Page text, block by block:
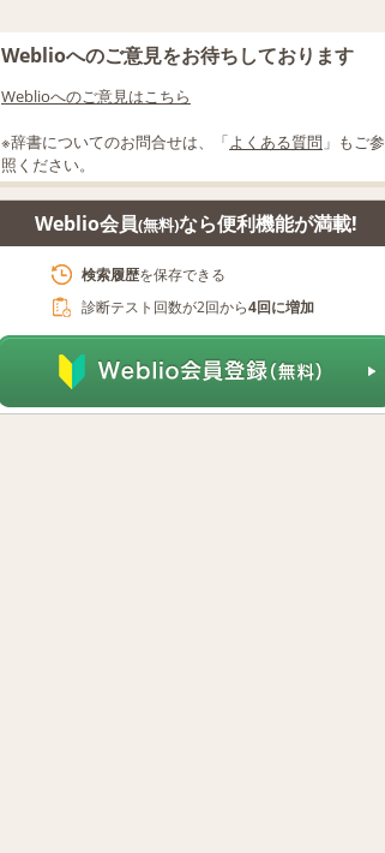
Weblioへのご意見をお待ちしております
Weblioへのご意見はこちら
※辞書についてのお問合せは、「よくある質問 」もご参
照ください。
Weblio会員(無料)なら便利機能が満載!
検索履歴を保存できる
診断テスト回数が2回から4回に増加